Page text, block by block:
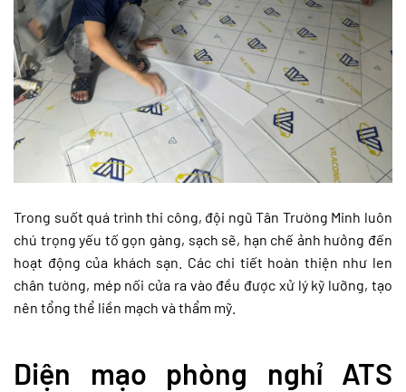
Trong suốt quá trình thi công, đội ngũ Tân Trường Minh luôn
chú trọng yếu tố gọn gàng, sạch sẽ, hạn chế ảnh hưởng đến
hoạt động của khách sạn. Các chi tiết hoàn thiện như len
chân tường, mép nối cửa ra vào đều được xử lý kỹ lưỡng, tạo
nên tổng thể liền mạch và thẩm mỹ.
Diện mạo phòng nghỉ ATS